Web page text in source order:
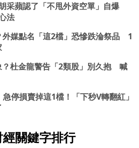
采蘋認了「不甩外資空單」自爆
法
外媒點名「這2檔」恐慘跌淪祭品 1
？杜金龍警告「2類股」別久抱 喊
停損賣掉這1檔！「下秒V轉翻紅」
經關鍵字排行